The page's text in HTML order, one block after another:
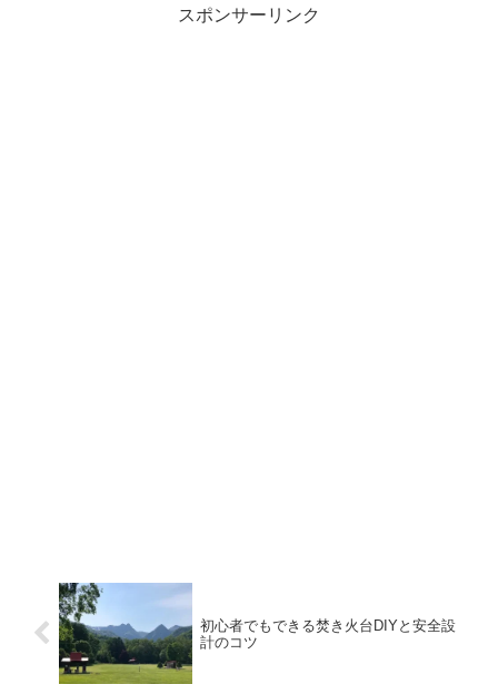
スポンサーリンク
初心者でもできる焚き火台DIYと安全設
計のコツ